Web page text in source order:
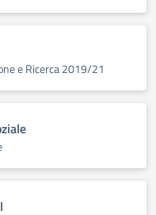
e Ricerca 2019/21